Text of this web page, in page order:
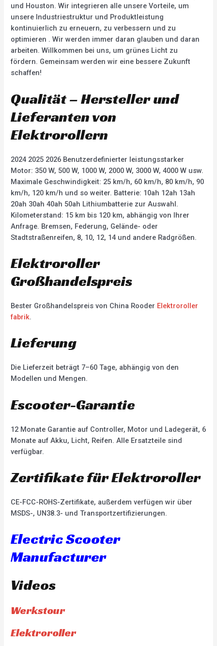
und Houston. Wir integrieren alle unsere Vorteile, um
unsere Industriestruktur und Produktleistung
kontinuierlich zu erneuern, zu verbessern und zu
optimieren . Wir werden immer daran glauben und daran
arbeiten. Willkommen bei uns, um grünes Licht zu
fördern. Gemeinsam werden wir eine bessere Zukunft
schaffen!
Qualität – Hersteller und
Lieferanten von
Elektrorollern
2024 2025 2026 Benutzerdefinierter leistungsstarker
Motor: 350 W, 500 W, 1000 W, 2000 W, 3000 W, 4000 W usw.
Maximale Geschwindigkeit: 25 km/h, 60 km/h, 80 km/h, 90
km/h, 120 km/h und so weiter. Batterie: 10ah 12ah 13ah
20ah 30ah 40ah 50ah Lithiumbatterie zur Auswahl.
Kilometerstand: 15 km bis 120 km, abhängig von Ihrer
Anfrage. Bremsen, Federung, Gelände- oder
Stadtstraßenreifen, 8, 10, 12, 14 und andere Radgrößen.
Elektroroller
Großhandelspreis
Bester Großhandelspreis von China Rooder Elektroroller
fabrik.
Lieferung
Die Lieferzeit beträgt 7–60 Tage, abhängig von den
Modellen und Mengen.
Escooter-Garantie
12 Monate Garantie auf Controller, Motor und Ladegerät, 6
Monate auf Akku, Licht, Reifen. Alle Ersatzteile sind
verfügbar.
Zertifikate für Elektroroller
CE-FCC-ROHS-Zertifikate, außerdem verfügen wir über
MSDS-, UN38.3- und Transportzertifizierungen.
Electric Scooter
Manufacturer
Videos
Werkstour
Elektroroller